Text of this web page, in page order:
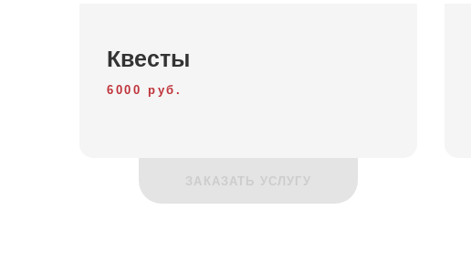
Квесты
6000 руб.
ЗАКАЗАТЬ УСЛУГУ